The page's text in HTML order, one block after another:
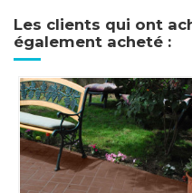
Les clients qui ont
également acheté :